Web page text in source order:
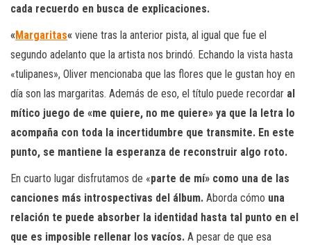
cada recuerdo en busca de explicaciones.
«Margaritas« viene tras la anterior pista, al igual que fue el
segundo adelanto que la artista nos brindó. Echando la vista hasta
«tulipanes», Oliver mencionaba que las flores que le gustan hoy en
día son las margaritas. Además de eso, el título puede recordar al
mítico juego de «me quiere, no me quiere» ya que la letra lo
acompaña con toda la incertidumbre que transmite. En este
punto, se mantiene la esperanza de reconstruir algo roto.
En cuarto lugar disfrutamos de «parte de mí» como una de las
canciones más introspectivas del álbum. Aborda cómo una
relación te puede absorber la identidad hasta tal punto en el
que es imposible rellenar los vacíos. A pesar de que esa